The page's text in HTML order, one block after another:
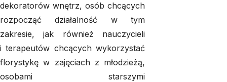
dekoratorów wnętrz, osób chcących
rozpocząć działalność w tym
zakresie, jak również nauczycieli
i terapeutów chcących wykorzystać
florystykę w zajęciach z młodzieżą,
osobami starszymi